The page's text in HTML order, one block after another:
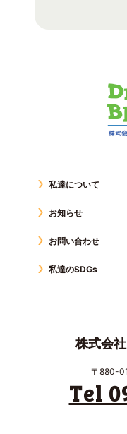
私達について
お知らせ
お問い合わせ
私達のSDGs
株式会
〒880-
Tel